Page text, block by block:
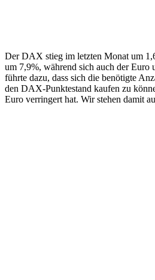
Der DAX stieg im letzten Monat um
um 7,9%, während sich auch der Euro
führte dazu, dass sich die benötigte
den DAX-Punktestand kaufen zu
Euro verringert hat. Wir stehen damit